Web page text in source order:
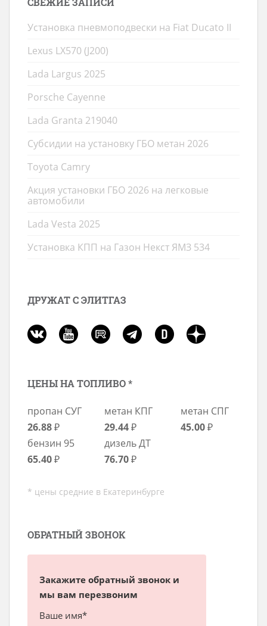
Установка пневмоподвески на Fiat Ducato II
Lexus LX570 (J200)
Lada Largus 2025
Porsche Cayenne
Lada Granta 219040
Субсидии на установку ГБО метан 2026
Toyota Camry
Акция установки ГБО 2026 на легковые
автомобили
Lada Vesta 2025
Установка КПП на Газон Некст ЯМЗ 534
ДРУЖАТ С ЭЛИТГАЗ
ЦЕНЫ НА ТОПЛИВО *
пропан СУГ
26.88₽
метан КПГ
29.44₽
метан СПГ
45.00₽
бензин 95
65.40₽
дизель ДТ
76.70₽
* цены средние в Екатеринбурге
ОБРАТНЫЙ ЗВОНОК
Закажите обратный звонок и
мы вам перезвоним
Ваше имя*